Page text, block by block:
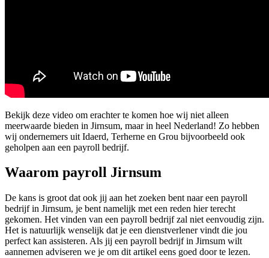
Bekijk deze video om erachter te komen hoe wij niet alleen
meerwaarde bieden in Jirnsum, maar in heel Nederland! Zo hebben
wij ondernemers uit Idaerd, Terherne en Grou bijvoorbeeld ook
geholpen aan een payroll bedrijf.
Waarom payroll Jirnsum
De kans is groot dat ook jij aan het zoeken bent naar een payroll
bedrijf in Jirnsum, je bent namelijk met een reden hier terecht
gekomen. Het vinden van een payroll bedrijf zal niet eenvoudig zijn.
Het is natuurlijk wenselijk dat je een dienstverlener vindt die jou
perfect kan assisteren. Als jij een payroll bedrijf in Jirnsum wilt
aannemen adviseren we je om dit artikel eens goed door te lezen.